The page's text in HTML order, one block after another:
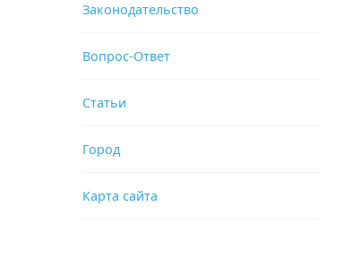
Законодательство
Вопрос-Ответ
Статьи
Город
Карта сайта